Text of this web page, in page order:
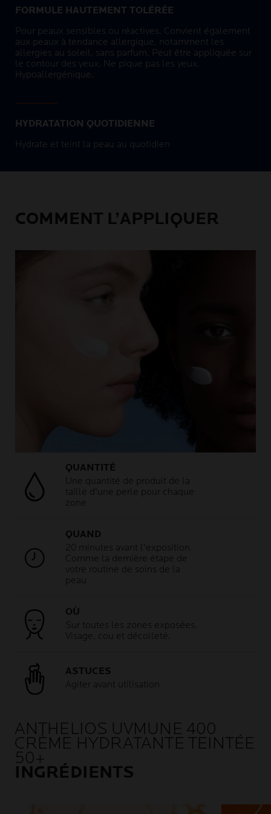
FORMULE HAUTEMENT TOLÉRÉE
Pour peaux sensibles ou réactives. Convient également
aux peaux à tendance allergique, notamment les
allergies au soleil, sans parfum. Peut être appliquée sur
le contour des yeux. Ne pique pas les yeux.
Hypoallergénique.
HYDRATATION QUOTIDIENNE
Hydrate et teint la peau au quotidien
COMMENT L’APPLIQUER
QUANTITÉ
Une quantité de produit de la
taille d'une perle pour chaque
zone
QUAND
20 minutes avant l'exposition
Comme la dernière étape de
votre routine de soins de la
peau
OÙ
Sur toutes les zones exposées.
Visage, cou et décolleté.
ASTUCES
Agiter avant utilisation
ANTHELIOS UVMUNE 400
CRÈME HYDRATANTE TEINTÉE
50+
INGRÉDIENTS